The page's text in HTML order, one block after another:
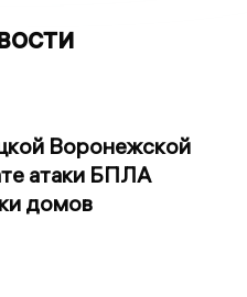
Воронежской
атаки БПЛА
домов